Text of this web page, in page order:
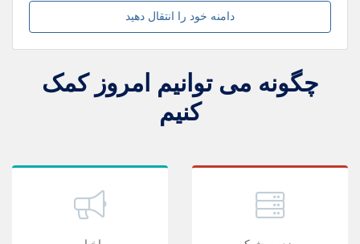
دامنه خود را انتقال دهید
چگونه می توانیم امروز کمک
کنیم